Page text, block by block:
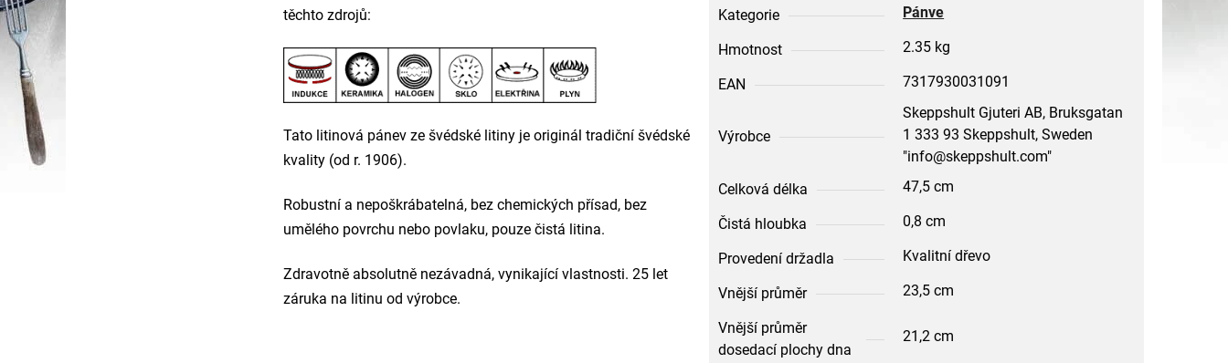
těchto zdrojů:
Tato litinová pánev ze švédské litiny je originál tradiční švédské
kvality (od r. 1906).
Robustní a nepoškrábatelná, bez chemických přísad, bez
umělého povrchu nebo povlaku, pouze čistá litina.
Zdravotně absolutně nezávadná, vynikající vlastnosti. 25 let
záruka na litinu od výrobce.
Kategorie Pánve
Hmotnost 2.35 kg
EAN 7317930031091
Výrobce
Skeppshult Gjuteri AB, Bruksgatan
1 333 93 Skeppshult, Sweden
"info@skeppshult.com"
Celková délka
47,5 cm
Čistá hloubka 0,8 cm
Provedení držadla Kvalitní dřevo
Vnější průměr 23,5 cm
Vnější průměr
dosedací plochy dna
21,2 cm